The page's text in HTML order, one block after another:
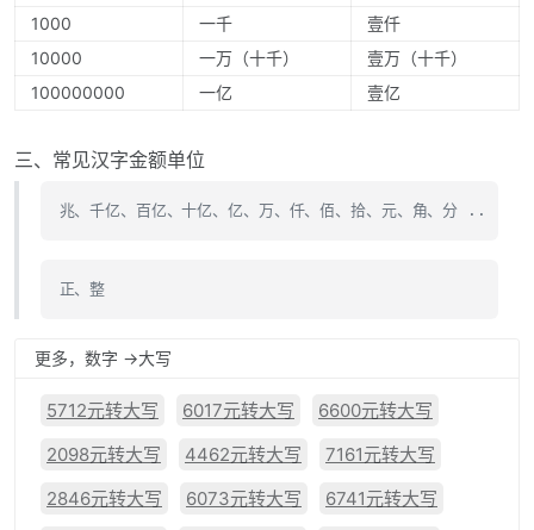
1000
一千
壹仟
10000
一万（十千）
壹万（十千）
100000000
一亿 壹亿
三、常见汉字金额单位
兆、千亿、百亿、十亿、亿、万、仟、佰、拾、元、角、分 ..
正、整
更多，数字 ->大写
5712元转大写 6017元转大写
6600元转大写
2098元转大写
4462元转大写
7161元转大写
2846元转大写
6073元转大写
6741元转大写